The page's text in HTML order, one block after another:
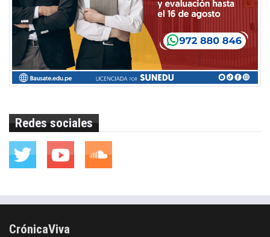
Redes sociales
CrónicaViva